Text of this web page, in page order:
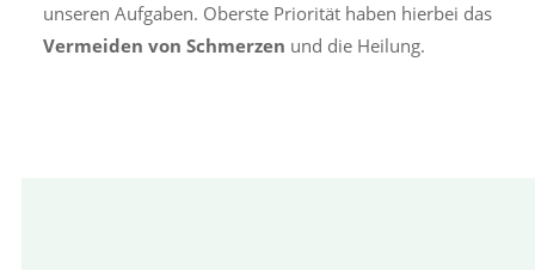
unseren Aufgaben. Oberste Priorität haben hierbei das
Vermeiden von Schmerzen und die Heilung.